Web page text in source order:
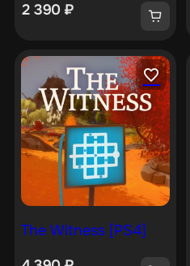
2 390 ₽
The Witness [PS4]